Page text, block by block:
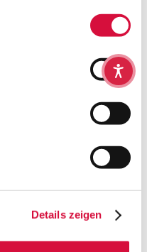
weiterhin nutzen.
Details zeigen